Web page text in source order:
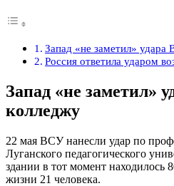
Запад «не заметил»
Россия ответила ударом
Запад «не заметил»
колледжу
22 мая ВСУ нанесли удар по
Луганского педагогического
здании в тот момент находилось
жизни 21 человека.